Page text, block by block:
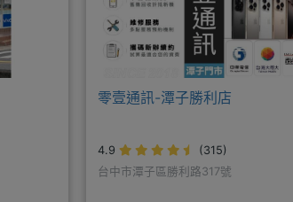
零壹通訊-潭子勝利店
4.9
(315)
台中市潭子區勝利路317號